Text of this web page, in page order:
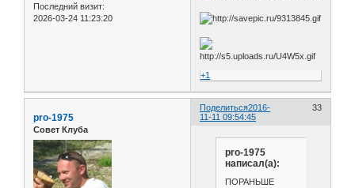
Последний визит:
2026-03-24 11:23:20
+1
Поделиться 33
2016-
11-11 09:54:45
pro-1975
Совет Клуба
pro-1975
написал(а):
ПОРАНЬШЕ